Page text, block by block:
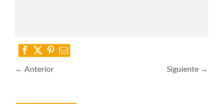
← Anterior Siguiente →